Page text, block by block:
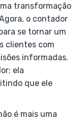
transformação
o contador
se tornar um
clientes com
informadas.
ela
que ele
é mais uma